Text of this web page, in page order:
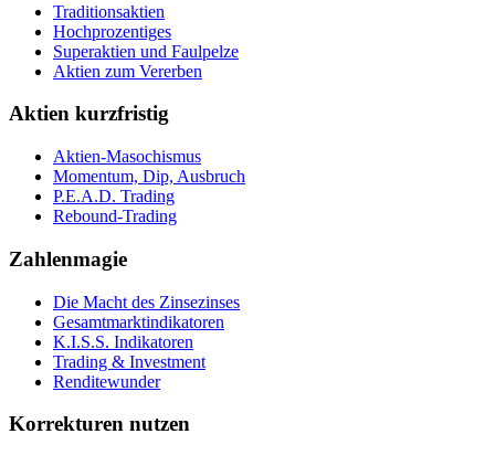
Traditionsaktien
Hochprozentiges
Superaktien und Faulpelze
Aktien zum Vererben
Aktien kurzfristig
Aktien-Masochismus
Momentum, Dip, Ausbruch
P.E.A.D. Trading
Rebound-Trading
Zahlenmagie
Die Macht des Zinsezinses
Gesamtmarktindikatoren
K.I.S.S. Indikatoren
Trading & Investment
Renditewunder
Korrekturen nutzen